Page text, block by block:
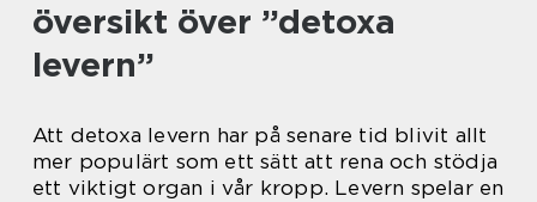
översikt över ”detoxa
levern”
Att detoxa levern har på senare tid blivit allt
mer populärt som ett sätt att rena och stödja
ett viktigt organ i vår kropp. Levern spelar en